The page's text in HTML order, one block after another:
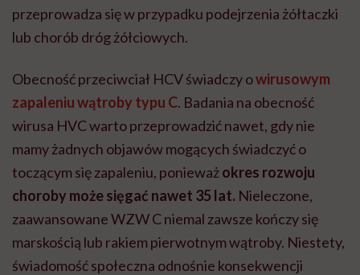
przeprowadza się w przypadku podejrzenia żółtaczki
lub chorób dróg żółciowych.
Obecność przeciwciał HCV świadczy owirusowym
zapaleniu wątroby typu C. Badania na obecność
wirusa HVC warto przeprowadzić nawet, gdy nie
mamy żadnych objawów mogących świadczyć o
toczącym się zapaleniu, ponieważokres rozwoju
choroby może sięgać nawet 35 lat. Nieleczone,
zaawansowane WZW C niemal zawsze kończy się
marskością lub rakiem pierwotnym wątroby. Niestety,
świadomość społeczna odnośnie konsekwencji